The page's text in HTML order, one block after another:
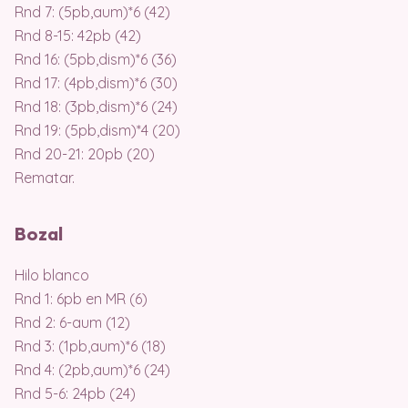
Rnd 7: (5pb,aum)*6 (42)
Rnd 8-15: 42pb (42)
Rnd 16: (5pb,dism)*6 (36)
Rnd 17: (4pb,dism)*6 (30)
Rnd 18: (3pb,dism)*6 (24)
Rnd 19: (5pb,dism)*4 (20)
Rnd 20-21: 20pb (20)
Rematar.
Bozal
Hilo blanco
Rnd 1: 6pb en MR (6)
Rnd 2: 6-aum (12)
Rnd 3: (1pb,aum)*6 (18)
Rnd 4: (2pb,aum)*6 (24)
Rnd 5-6: 24pb (24)